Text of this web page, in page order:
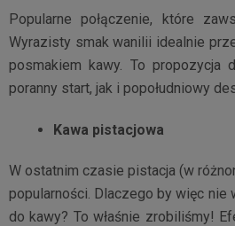
Popularne połączenie, które
Wyrazisty smak wanilii idealnie
posmakiem kawy. To propozycja
poranny start, jak i popołudniowy
Kawa pistacjowa
W ostatnim czasie pistacja (w
popularności. Dlaczego by więc nie
do kawy? To właśnie zrobiliśmy!